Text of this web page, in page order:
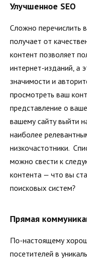
Улучшенное SEO
Сложно перечислить
получает от
контент позволяет
интернет-изданий, а
значимости и
просмотреть ваш
представление о
вашему сайту выйти
наиболее
низкочастотники.
можно свести к
контента — что вы
поисковых систем?
Прямая
По-настоящему
посетителей в